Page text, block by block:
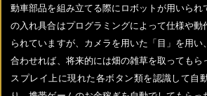
動車部品を組み立てる際にロボットが用いられ
の入れ具合はプログラミングによって仕様や動
られていますが、カメラを用いた「目」を用
合わせれば、将来的には畑の雑草を取ってもら
スプレイ上に現れた各ボタン類を認識して自